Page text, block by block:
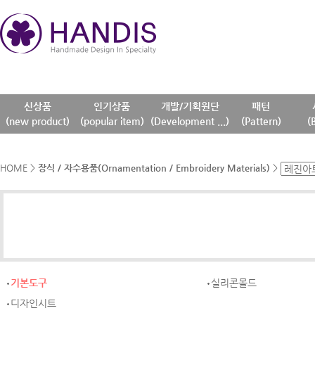
신상품
(new product)
인기상품
(popular item)
개발/기획원단
(Development ...)
패턴
(Pattern)
HOME > 장식 / 자수용품(Ornamentation / Embroidery Materials) >
기본도구
실리콘몰드
디자인시트